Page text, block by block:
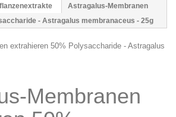
Astragalus-Membranen
- Astragalus membranaceus - 25g
Membranen